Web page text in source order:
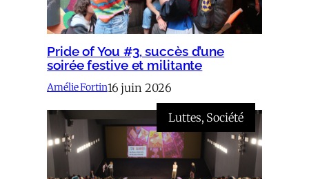
Pride of You #3, succès d’une
soirée festive et militante
Amélie Fortin16 juin 2026
Luttes, Société